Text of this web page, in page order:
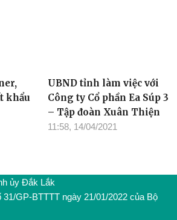
khẩu
UBND tỉnh làm việc với
Công ty Cổ phần Ea Súp 3
– Tập đoàn Xuân Thiện
11:58, 14/04/2021
ủy Đắk Lắk
GP-BTTTT ngày 21/01/2022 của Bộ